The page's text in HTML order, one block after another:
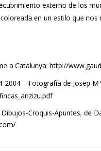
externo de los
en un estilo que
a Catalunya: http://
2004 – Fotografía de Josep
Croquis-Apuntes, de